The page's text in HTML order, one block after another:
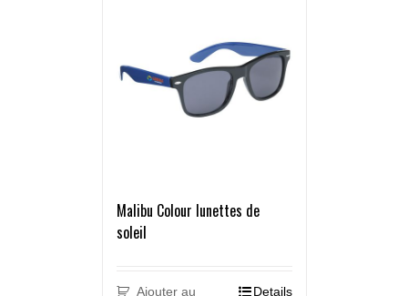
Malibu Colour lunettes de
soleil
Ajouter au
Details